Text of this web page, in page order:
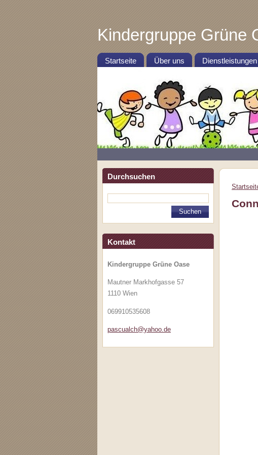
Kindergruppe Grüne
Startseite Über uns Dienstleistungen
Durchsuchen
Kontakt
Kindergruppe Grüne Oase
Mautner Markhofgasse 57
1110 Wien
069910535608
pascualc h@yahoo. de